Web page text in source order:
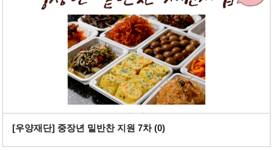
[우양재단] 중장년 밑반찬 지원 7차 (0)